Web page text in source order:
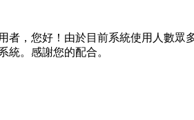
者，您好！由於目前系統使用人數眾
統。感謝您的配合。